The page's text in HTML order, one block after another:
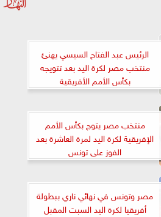
الرئيس عبد الفتاح السيسي يهنئ
منتخب مصر لكرة اليد بعد تتويجه
بكأس الأمم الأفريقية
منتخب مصر يتوج بكأس الأمم
الإفريقية لكرة اليد لمرة العاشرة بعد
الفوز على تونس
مصر وتونس في نهائي ناري ببطولة
أفريقيا لكرة اليد السبت المقبل